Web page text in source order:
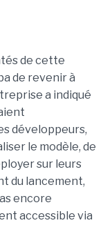
de cette
de revenir à
a indiqué
développeurs,
le modèle, de
sur leurs
du lancement,
encore
accessible via